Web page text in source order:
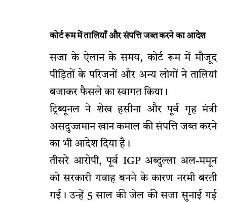
कोर्ट रूम में तालियाँ और संपत्ति जब्त करने का आदेश
सजा के ऐलान के समय, कोर्ट रूम में मौजूद
पीड़ितों के परिजनों और अन्य लोगों ने तालियां
बजाकर फैसले का स्वागत किया।
ट्रिब्यूनल ने शेख हसीना और पूर्व गृह मंत्री
असदुज्जमान खान कमाल की संपत्ति जब्त करने
का भी आदेश दिया है।
तीसरे आरोपी, पूर्व IGP अब्दुल्ला अल-ममून
को सरकारी गवाह बनने के कारण नरमी बरती
गई। उन्हें 5 साल की जेल की सजा सुनाई गई